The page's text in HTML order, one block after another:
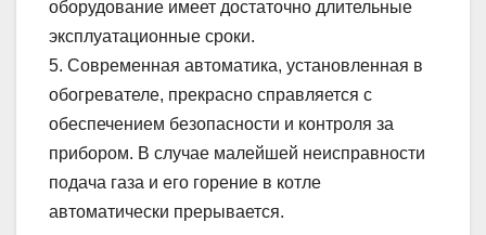
оборудование имеет достаточно длительные
эксплуатационные сроки.
5. Современная автоматика, установленная в
обогревателе, прекрасно справляется с
обеспечением безопасности и контроля за
прибором. В случае малейшей неисправности
подача газа и его горение в котле
автоматически прерывается.